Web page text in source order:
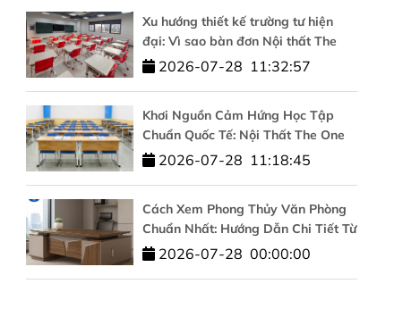
Xu hướng thiết kế trường tư hiện
đại: Vì sao bàn đơn Nội thất The
One được tin dùng?
2026-07-28 11:32:57
Khơi Nguồn Cảm Hứng Học Tập
Chuẩn Quốc Tế: Nội Thất The One
Đồng Hành Cùng HUFLIT
2026-07-28 11:18:45
Cách Xem Phong Thủy Văn Phòng
Chuẩn Nhất: Hướng Dẫn Chi Tiết Từ
A-Z2026-07-28 00:00:00